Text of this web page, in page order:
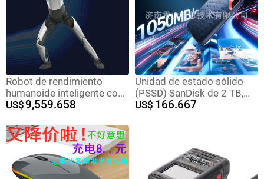
Robot de rendimiento
humanoide inteligente con
23 grados de libertad y
flexible para soportar el
desarrollo personalizado
de OEM
US$9,559.658
Unidad de estado sólido
(PSSD) SanDisk de 2 TB,
adecuada para E61,
US$ 166.667